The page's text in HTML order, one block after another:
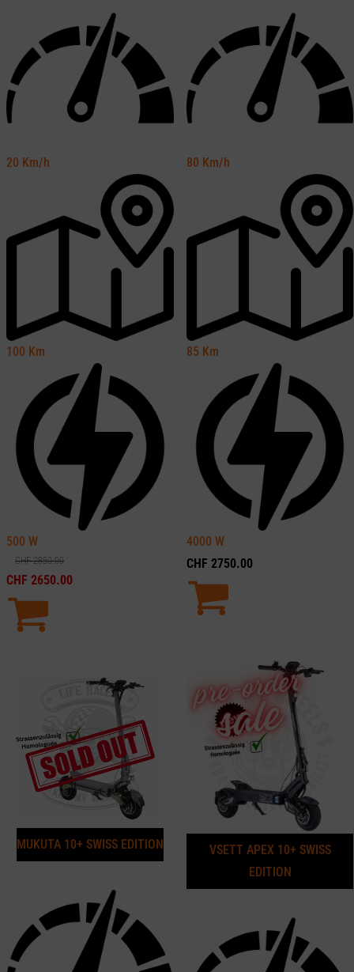
20 Km/h
100 Km
500 W
CHF2850.00
CHF 2650.00
80 Km/h
85 Km
4000 W
CHF 2750.00
MUKUTA 10+ SWISS EDITION
VSETT APEX 10+ SWISS
EDITION